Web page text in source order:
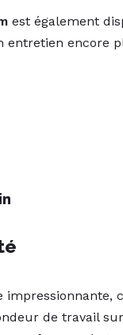
est également
encore
impressionnante,
de travail